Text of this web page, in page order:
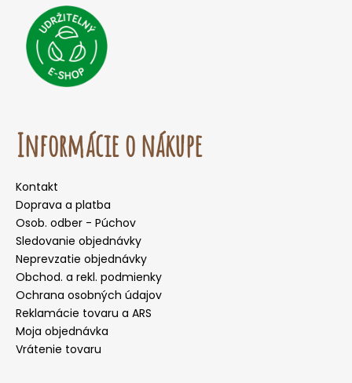
Informácie o nákupe
Kontakt
Doprava a platba
Osob. odber - Púchov
Sledovanie objednávky
Neprevzatie objednávky
Obchod. a rekl. podmienky
Ochrana osobných údajov
Reklamácie tovaru a ARS
Moja objednávka
Vrátenie tovaru